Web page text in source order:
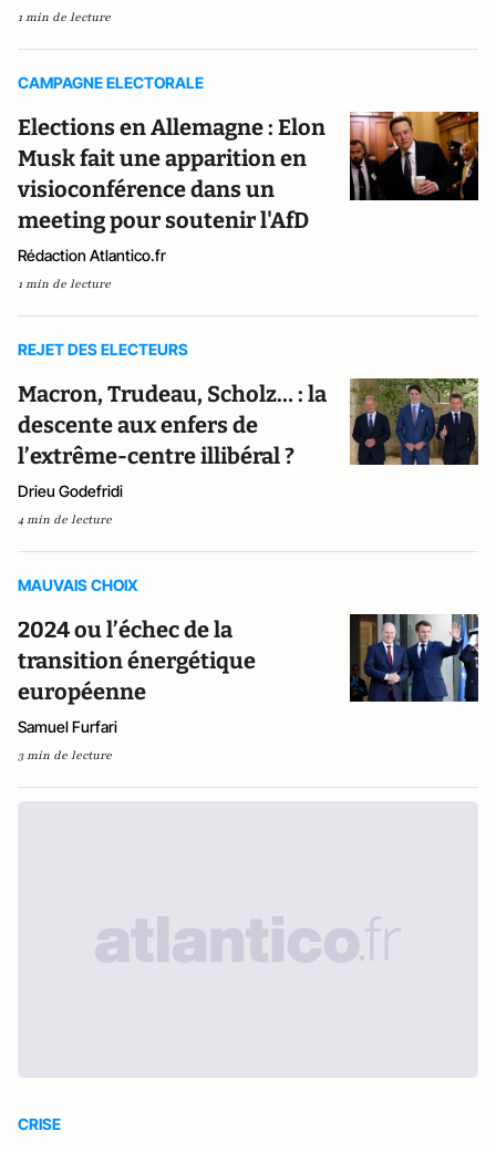
1 min de lecture
CAMPAGNE ELECTORALE
Elections en Allemagne : Elon
Musk fait une apparition en
visioconférence dans un
meeting pour soutenir l'AfD
Rédaction Atlantico.fr
1 min de lecture
REJET DES ELECTEURS
Macron, Trudeau, Scholz… : la
descente aux enfers de
l’extrême-centre illibéral ?
Drieu Godefridi
4 min de lecture
MAUVAIS CHOIX
2024 ou l’échec de la
transition énergétique
européenne
Samuel Furfari
3 min de lecture
CRISE